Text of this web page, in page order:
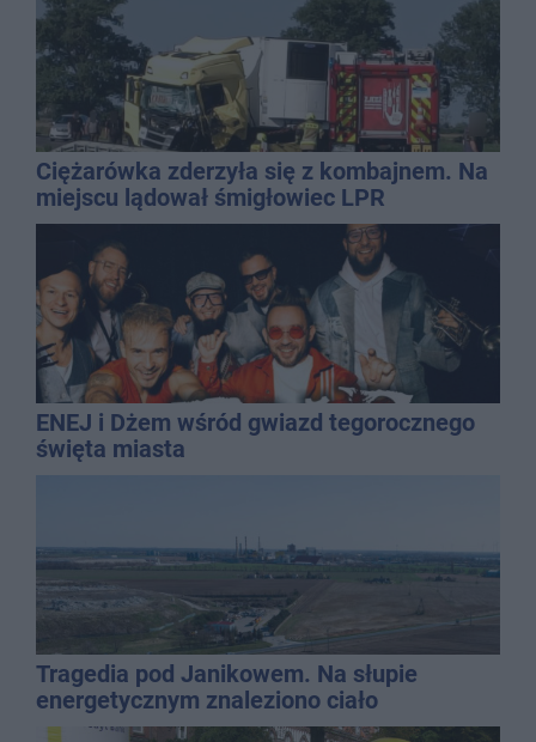
Ciężarówka zderzyła się z kombajnem. Na
miejscu lądował śmigłowiec LPR
ENEJ i Dżem wśród gwiazd tegorocznego
święta miasta
Tragedia pod Janikowem. Na słupie
energetycznym znaleziono ciało
mężczyzny